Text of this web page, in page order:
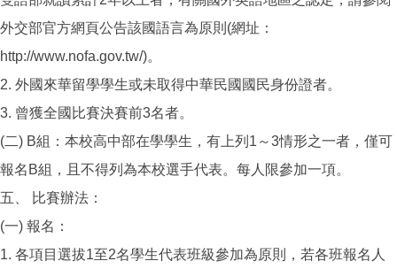
外交部官方網頁公告該國語言為原則(網址：
http://www.nofa.gov.tw/)。
2. 外國來華留學學生或未取得中華民國國民身份證者。
3. 曾獲全國比賽決賽前3名者。
(二) B組：本校高中部在學學生，有上列1～3情形之一者，僅可
報名B組，且不得列為本校選手代表。每人限參加一項。
五、 比賽辦法：
(一) 報名：
1. 各項目選拔1至2名學生代表班級參加為原則，若各班報名人